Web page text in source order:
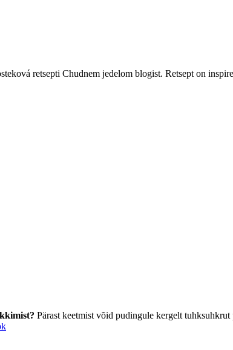
retsepti Chudnem jedelom blogist. Retsept on
Pärast keetmist võid pudingule kergelt